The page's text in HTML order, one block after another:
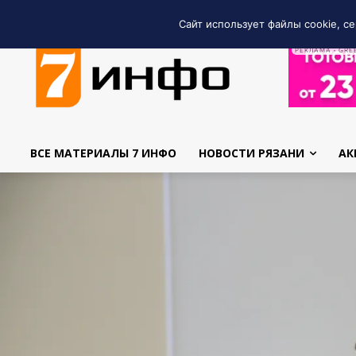
РЕКЛАМА •
ВСЕ МАТЕРИАЛЫ 7 ИНФО НОВОСТИ РЯЗАНИ
Сайт использует файлы cookie,